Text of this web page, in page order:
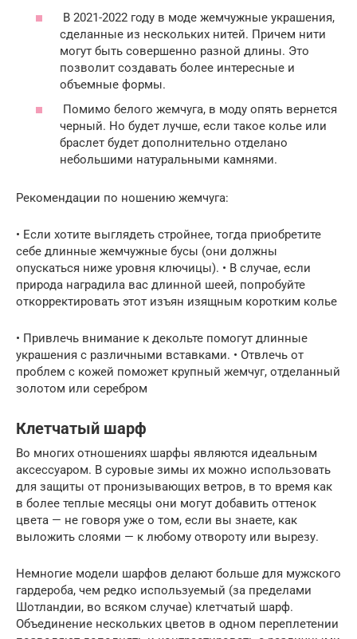
В 2021-2022 году в моде жемчужные украшения,
сделанные из нескольких нитей. Причем нити
могут быть совершенно разной длины. Это
позволит создавать более интересные и
объемные формы.
Помимо белого жемчуга, в моду опять вернется
черный. Но будет лучше, если такое колье или
браслет будет дополнительно отделано
небольшими натуральными камнями.
Рекомендации по ношению жемчуга:
• Если хотите выглядеть стройнее, тогда приобретите
себе длинные жемчужные бусы (они должны
опускаться ниже уровня ключицы). • В случае, если
природа наградила вас длинной шеей, попробуйте
откорректировать этот изъян изящным коротким колье
• Привлечь внимание к декольте помогут длинные
украшения с различными вставками. • Отвлечь от
проблем с кожей поможет крупный жемчуг, отделанный
золотом или серебром
Клетчатый шарф
Во многих отношениях шарфы являются идеальным
аксессуаром. В суровые зимы их можно использовать
для защиты от пронизывающих ветров, в то время как
в более теплые месяцы они могут добавить оттенок
цвета — не говоря уже о том, если вы знаете, как
выложить слоями — к любому отвороту или вырезу.
Немногие модели шарфов делают больше для мужского
гардероба, чем редко используемый (за пределами
Шотландии, во всяком случае) клетчатый шарф.
Объединение нескольких цветов в одном переплетении